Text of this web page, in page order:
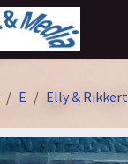
E Elly & Rikkert